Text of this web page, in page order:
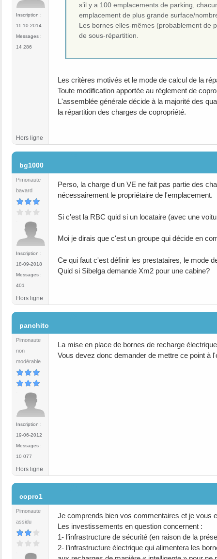
Inscription :
11-10-2014
Messages :
14 286
s’il y a 100 emplacements de parking,
emplacement de plus grande surface/
Les bornes elles-mêmes (probablement de
de sous-répartition.
Les critères motivés et le mode de calcul de la
Toute modification apportée au règlement de
L'assemblée générale décide à la majorité des
la répartition des charges de copropriété.
Hors ligne
bg1000
Pimonaute
bavard
Inscription :
18-09-2018
Messages :
401
Perso, la charge d'un VE ne fait pas partie des
nécessairement le propriétaire de l'emplacement.
Si c'est la RBC quid si un locataire (avec une
Moi je dirais que c'est un groupe qui décide en
Ce qui faut c'est définir les prestataires, le mode
Quid si Sibelga demande Xm2 pour une cabine?
Hors ligne
panchito
Pimonaute
non
modérable
Inscription :
19-06-2012
Messages :
10 077
La mise en place de bornes de recharge
Vous devez donc demander de mettre ce point à
Hors ligne
copro1
Pimonaute
assidu
Je comprends bien vos commentaires et je vous
Les investissements en question concernent :
1- l’infrastructure de sécurité (en raison de la
2- l’infrastructure électrique qui alimentera les